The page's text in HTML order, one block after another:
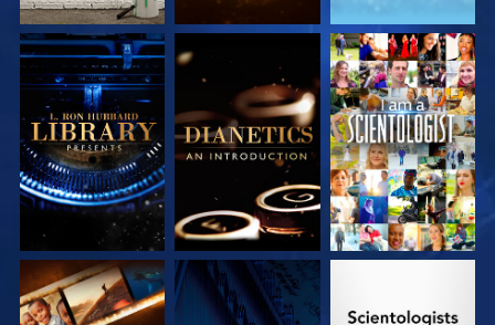
DÉCOUVRIR LES
SÉRIES
DÉCOUVRIR LES
SÉRIES
REGARDER